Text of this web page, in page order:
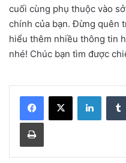
cuối cùng phụ thuộc vào
chính của bạn. Đừng quên
hiểu thêm nhiều thông tin
nhé! Chúc bạn tìm được
Print